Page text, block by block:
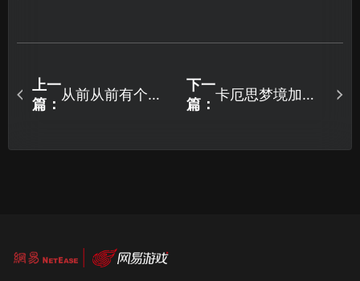
上一
篇：
从前从前有个块
下一
篇：
卡厄思梦境加速